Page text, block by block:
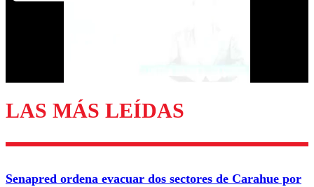
Enviar comentario
LAS MÁS LEÍDAS
Senapred ordena evacuar dos sectores de Carahue por